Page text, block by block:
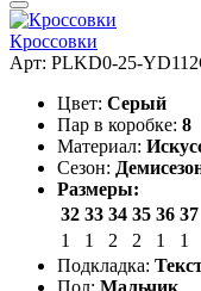
Кроссовки
Арт: PLKD0-25-
Цвет: Серый
Пар в коробке: 8
Материал:
Сезон:
Размеры:
32 33 34 35 36 37
1
1 2 2 1
1
Подкладка:
Пол: Мальчик